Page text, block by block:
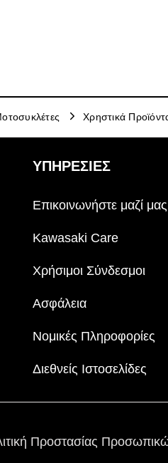
Χρηστικά
ΥΠΗΡΕΣΙΕΣ
Επικοινωνήστε μαζί μας
Kawasaki Care
Χρήσιμοι Σύνδεσμοι
Ασφάλεια
Νομικές Πληροφορίες
Διεθνείς Ιστοσελίδες
Προστασίας